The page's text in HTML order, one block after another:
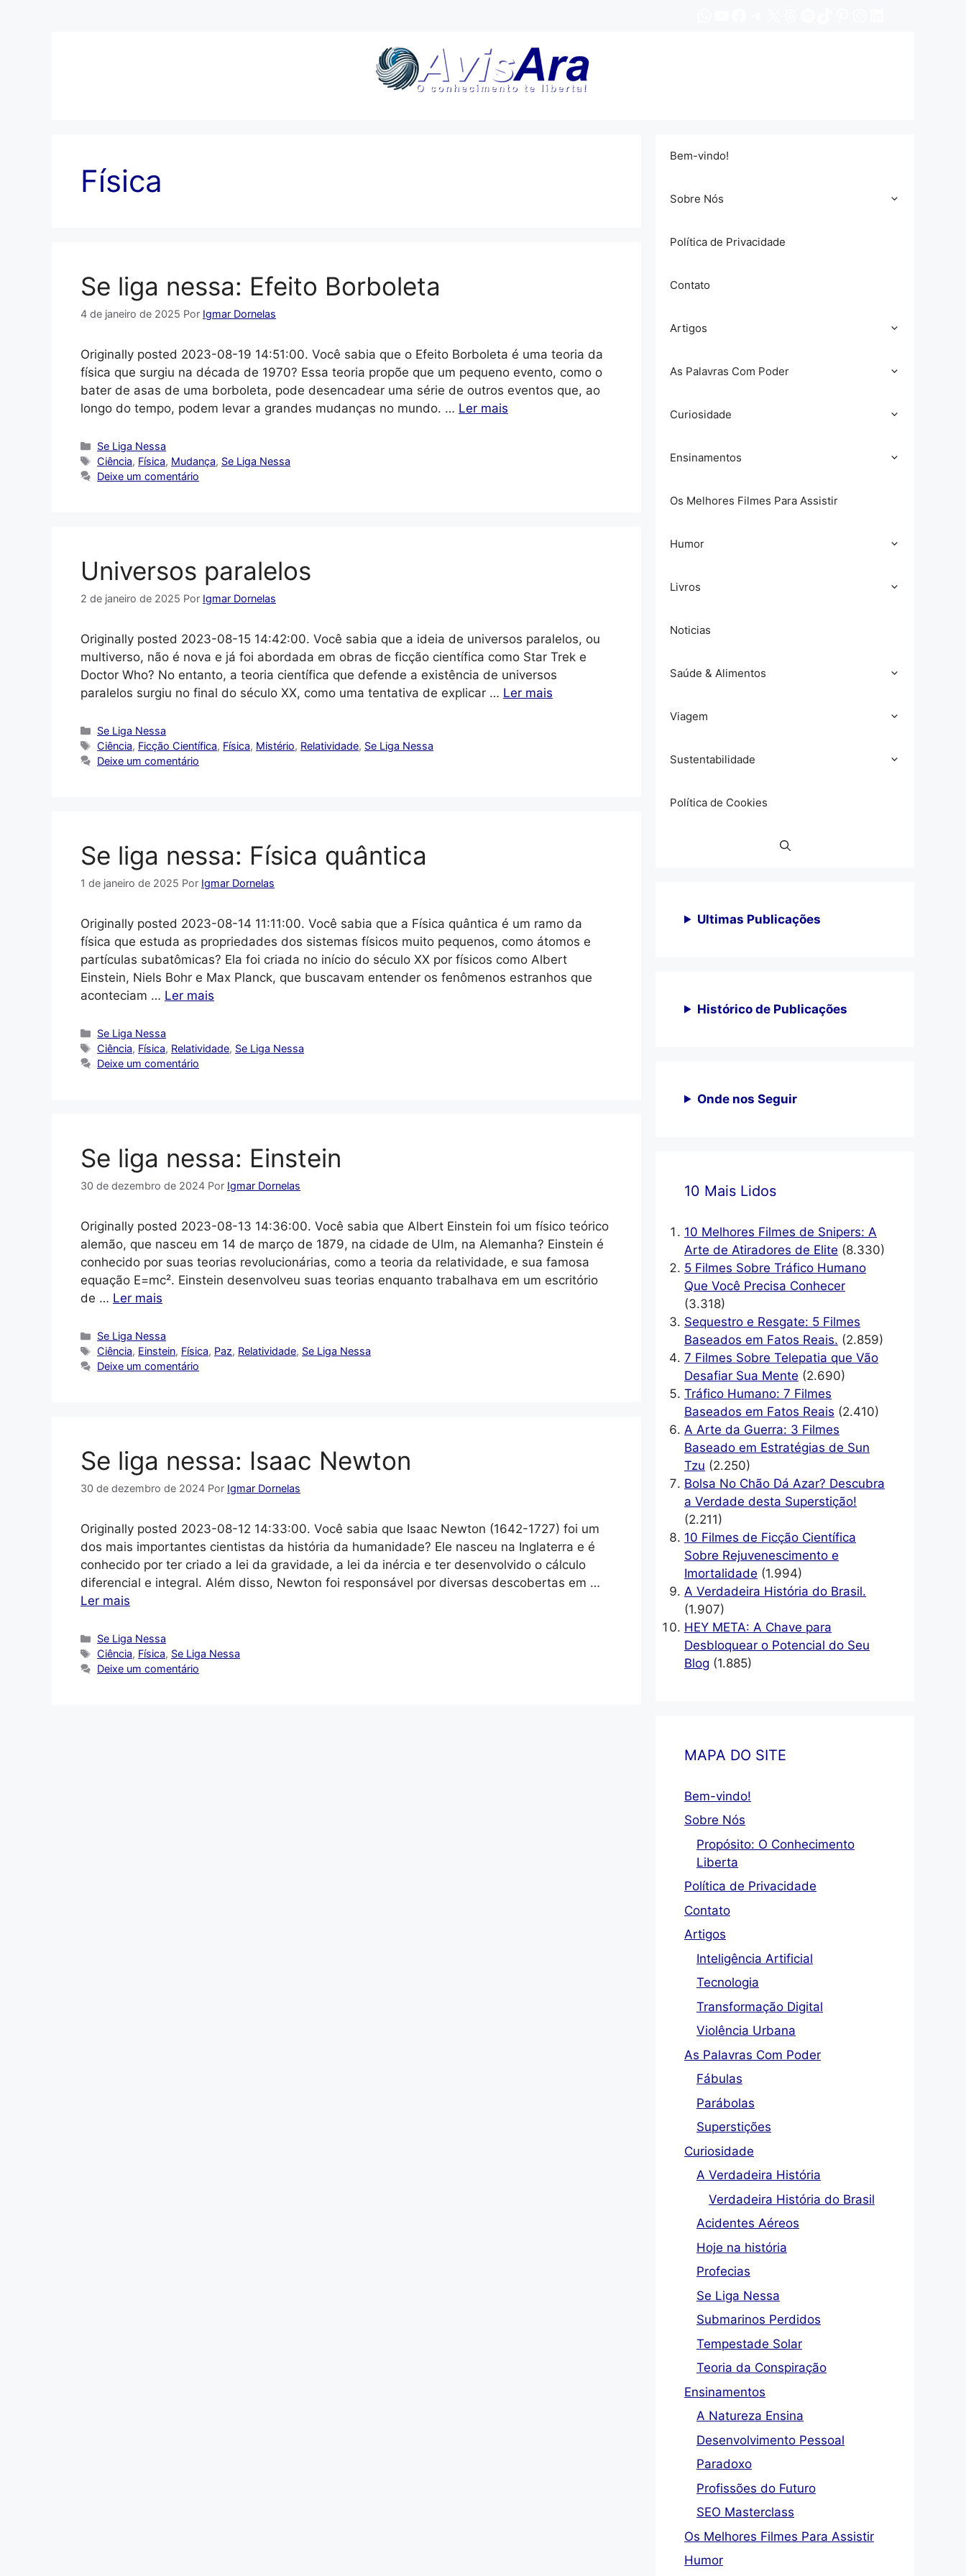
Física
Se liga nessa: Efeito Borboleta
4 de janeiro de 2025 Por Igmar Dornelas
Originally posted 2023-08-19 14:51:00. Você sabia que o Efeito Borboleta é uma teoria da
física que surgiu na década de 1970? Essa teoria propõe que um pequeno evento, como o
bater de asas de uma borboleta, pode desencadear uma série de outros eventos que, ao
longo do tempo, podem levar a grandes mudanças no mundo. … Ler mais
Categorias
Se Liga Nessa
Tags
Ciência, Física, Mudança, Se Liga Nessa
Deixe um comentário
Universos paralelos
2 de janeiro de 2025 Por Igmar Dornelas
Originally posted 2023-08-15 14:42:00. Você sabia que a ideia de universos paralelos, ou
multiverso, não é nova e já foi abordada em obras de ficção científica como Star Trek e
Doctor Who? No entanto, a teoria científica que defende a existência de universos
paralelos surgiu no final do século XX, como uma tentativa de explicar … Ler mais
Categorias
Se Liga Nessa
Tags
Ciência, Ficção Científica, Física, Mistério, Relatividade, Se Liga Nessa
Deixe um comentário
Se liga nessa: Física quântica
1 de janeiro de 2025 Por Igmar Dornelas
Originally posted 2023-08-14 11:11:00. Você sabia que a Física quântica é um ramo da
física que estuda as propriedades dos sistemas físicos muito pequenos, como átomos e
partículas subatômicas? Ela foi criada no início do século XX por físicos como Albert
Einstein, Niels Bohr e Max Planck, que buscavam entender os fenômenos estranhos que
aconteciam … Ler mais
Categorias
Se Liga Nessa
Tags
Ciência, Física, Relatividade, Se Liga Nessa
Deixe um comentário
Se liga nessa: Einstein
30 de dezembro de 2024 Por Igmar Dornelas
Originally posted 2023-08-13 14:36:00. Você sabia que Albert Einstein foi um físico teórico
alemão, que nasceu em 14 de março de 1879, na cidade de Ulm, na Alemanha? Einstein é
conhecido por suas teorias revolucionárias, como a teoria da relatividade, e sua famosa
equação E=mc². Einstein desenvolveu suas teorias enquanto trabalhava em um escritório
de … Ler mais
Categorias
Se Liga Nessa
Tags
Ciência, Einstein, Física, Paz, Relatividade, Se Liga Nessa
Deixe um comentário
Se liga nessa: Isaac Newton
30 de dezembro de 2024 Por Igmar Dornelas
Originally posted 2023-08-12 14:33:00. Você sabia que Isaac Newton (1642-1727) foi um
dos mais importantes cientistas da história da humanidade? Ele nasceu na Inglaterra e é
conhecido por ter criado a lei da gravidade, a lei da inércia e ter desenvolvido o cálculo
diferencial e integral. Além disso, Newton foi responsável por diversas descobertas em …
Ler mais
Categorias
Se Liga Nessa
Tags
Ciência, Física, Se Liga Nessa
Deixe um comentário
Bem-vindo!
Sobre Nós
Política de Privacidade
Contato
Artigos
As Palavras Com Poder
Curiosidade
Ensinamentos
Os Melhores Filmes Para Assistir
Humor
Livros
Noticias
Saúde & Alimentos
Viagem
Sustentabilidade
Política de Cookies
Ultimas Publicações
Histórico de Publicações
Onde nos Seguir
10 Mais Lidos
10 Melhores Filmes de Snipers: A
Arte de Atiradores de Elite (8.330)
5 Filmes Sobre Tráfico Humano
Que Você Precisa Conhecer
(3.318)
Sequestro e Resgate: 5 Filmes
Baseados em Fatos Reais. (2.859)
7 Filmes Sobre Telepatia que Vão
Desafiar Sua Mente (2.690)
Tráfico Humano: 7 Filmes
Baseados em Fatos Reais (2.410)
A Arte da Guerra: 3 Filmes
Baseado em Estratégias de Sun
Tzu (2.250)
Bolsa No Chão Dá Azar? Descubra
a Verdade desta Superstição!
(2.211)
10 Filmes de Ficção Científica
Sobre Rejuvenescimento e
Imortalidade (1.994)
A Verdadeira História do Brasil.
(1.907)
HEY META: A Chave para
Desbloquear o Potencial do Seu
Blog (1.885)
MAPA DO SITE
Bem-vindo!
Sobre Nós
Propósito: O Conhecimento
Liberta
Política de Privacidade
Contato
Artigos
Inteligência Artificial
Tecnologia
Transformação Digital
Violência Urbana
As Palavras Com Poder
Fábulas
Parábolas
Superstições
Curiosidade
A Verdadeira História
Verdadeira História do Brasil
Acidentes Aéreos
Hoje na história
Profecias
Se Liga Nessa
Submarinos Perdidos
Tempestade Solar
Teoria da Conspiração
Ensinamentos
A Natureza Ensina
Desenvolvimento Pessoal
Paradoxo
Profissões do Futuro
SEO Masterclass
Os Melhores Filmes Para Assistir
Humor